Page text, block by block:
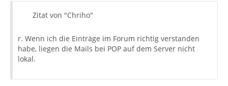
Zitat von "Chriho"
r. Wenn ich die Einträge im Forum richtig verstanden
habe, liegen die Mails bei POP auf dem Server nicht
lokal.